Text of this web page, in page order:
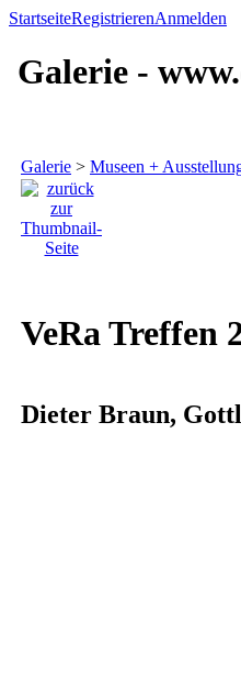
StartseiteRegistrierenAnmelden
Galerie -
Galerie > Museen +
VeRa Treffen
Dieter Braun,